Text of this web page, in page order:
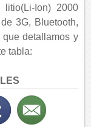
Ion) 2000
3G, Bluetooth,
que detallamos y
tabla: